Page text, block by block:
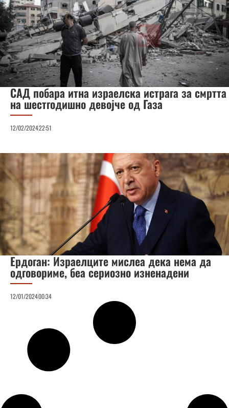
САД побара итна израелска истрага за смртта
на шестгодишно девојче од Газа
12/02/202422:51
Ердоган: Израелците мислеа дека нема да
одговориме, беа сериозно изненадени
12/01/202400:34